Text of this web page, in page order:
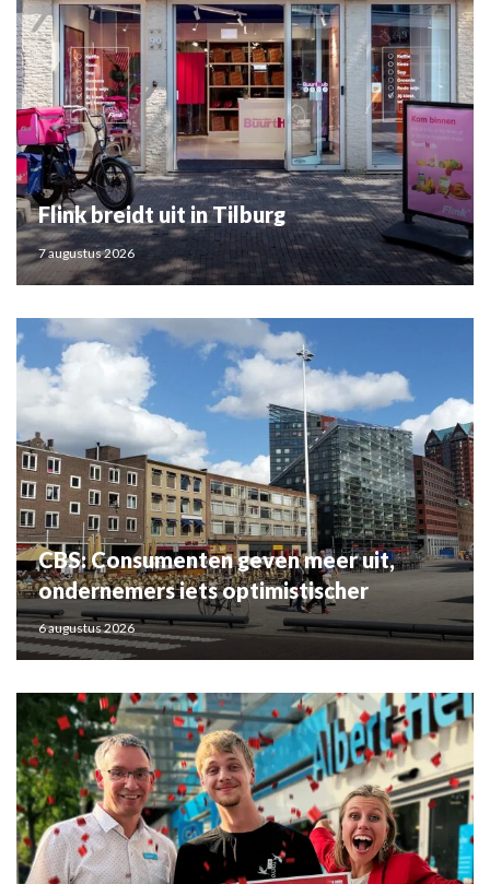
Flink breidt uit in Tilburg
7 augustus 2026
CBS: Consumenten geven meer uit,
ondernemers iets optimistischer
6 augustus 2026